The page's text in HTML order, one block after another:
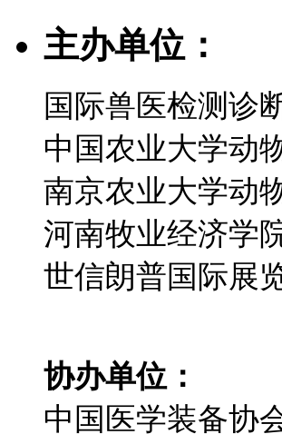
主办单位：
国际兽医检测诊
中国农业大学动
南京农业大学动
河南牧业经济学
世信朗普国际展
协办单位：
中国医学装备协